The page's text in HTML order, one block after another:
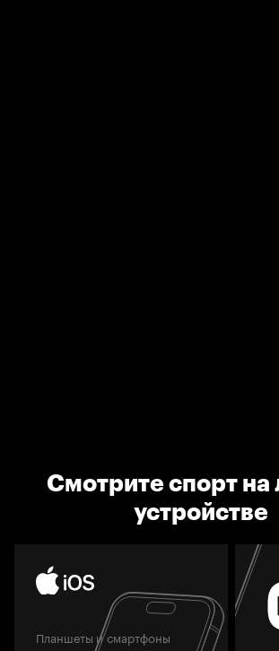
Смотрите спорт
устройстве
Планшеты и смартфоны